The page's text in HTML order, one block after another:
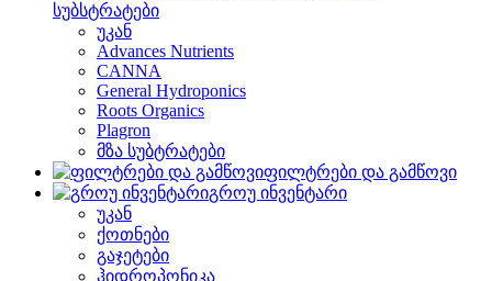
სუბსტრატები
უკან
Advances Nutrients
CANNA
General Hydroponics
Roots Organics
Plagron
მზა სუბტრატები
ფილტრები და გამწოვი
გროუ ინვენტარი
უკან
ქოთნები
გაჯეტები
ჰიდროპონიკა